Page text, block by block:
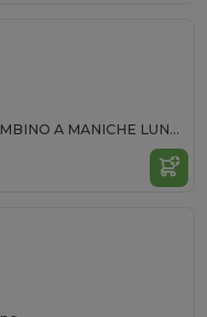
BODY KIMONO BAMBINO A MANICHE LUNGHE